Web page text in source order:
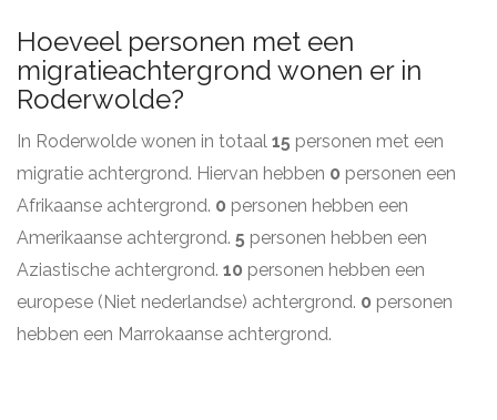
Hoeveel personen met een
migratieachtergrond wonen er in
Roderwolde?
In Roderwolde wonen in totaal 15 personen met een
migratie achtergrond. Hiervan hebben 0 personen een
Afrikaanse achtergrond. 0 personen hebben een
Amerikaanse achtergrond. 5 personen hebben een
Aziastische achtergrond. 10 personen hebben een
europese (Niet nederlandse) achtergrond. 0 personen
hebben een Marrokaanse achtergrond.